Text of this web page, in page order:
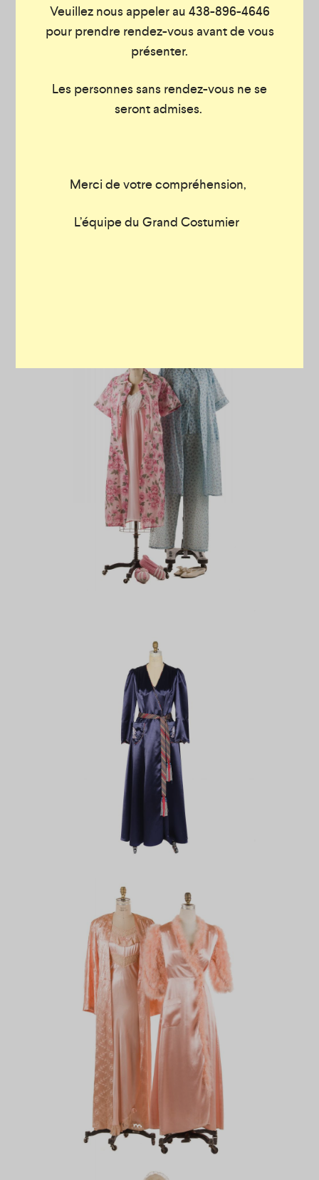
Veuillez nous appeler au 438-896-4646
pour prendre rendez-vous avant de vous
présenter.
Les personnes sans rendez-vous ne se
seront admises.
Merci de votre compréhension,
L’équipe du Grand Costumier